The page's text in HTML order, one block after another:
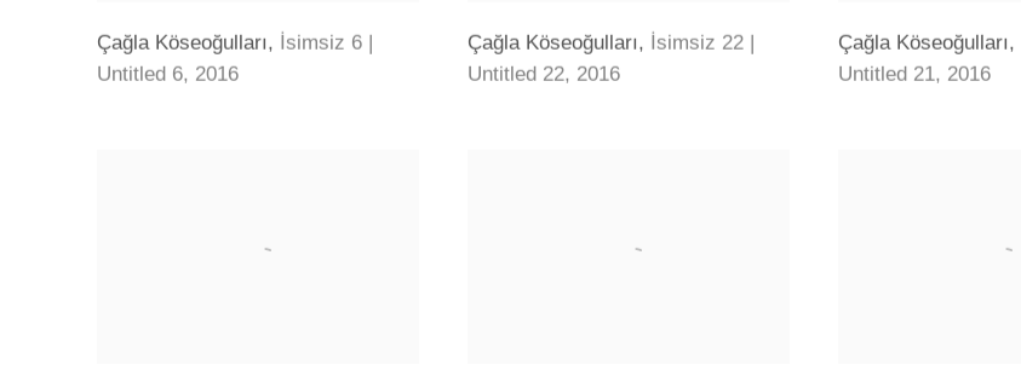
Çağla Köseoğulları, İsimsiz 6 |
Untitled 6, 2016
Çağla Köseoğulları, İsimsiz 22 |
Untitled 22, 2016
Çağla Köseoğulları,
Untitled 21, 2016